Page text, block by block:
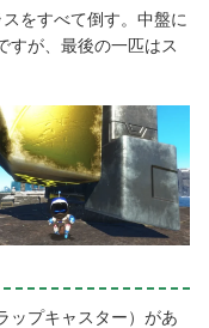
をすべて倒す。中盤に
すが、最後の一匹はス
ップキャスター）があ